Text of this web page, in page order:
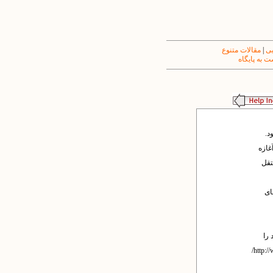
|مقالات متنوع
به پایگاه
داشته باشند. این بخش‌های فرعی که نشانی آنها در http://www.write-your-site-here.com/links/